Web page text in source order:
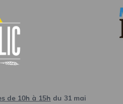
de 10h à 15h du 31 mai